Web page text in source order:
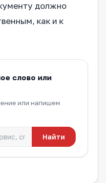
должно
как и к
слово или
или напишем
Найти